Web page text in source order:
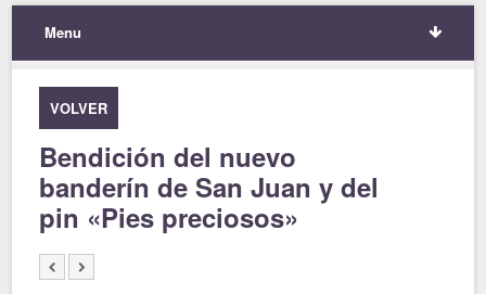
Menu
VOLVER
Bendición del nuevo
banderín de San Juan y del
pin «Pies preciosos»